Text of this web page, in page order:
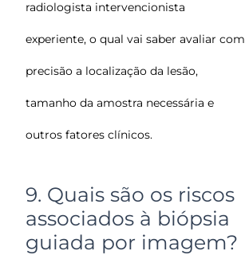
radiologista intervencionista
experiente, o qual vai saber avaliar com
precisão a localização da lesão,
tamanho da amostra necessária e
outros fatores clínicos.
9. Quais são os riscos
associados à biópsia
guiada por imagem?